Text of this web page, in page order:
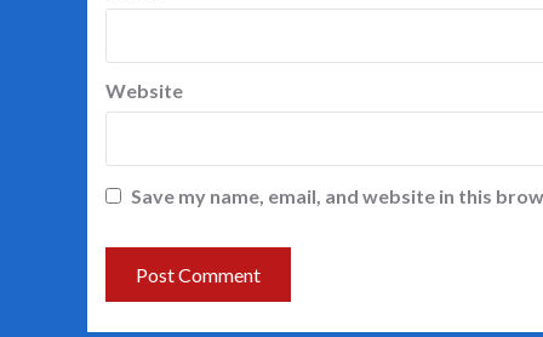
Website
Save my name, email, and website in this